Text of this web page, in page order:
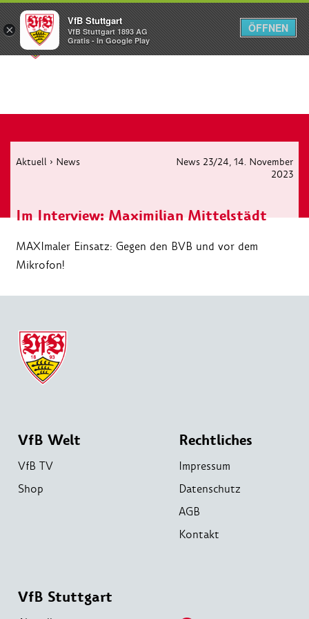
Menü
Aktuell › News News 23/24, 14. November
2023
Im Interview: Maximilian Mittelstädt
MAXImaler Einsatz: Gegen den BVB und vor dem
Mikrofon!
VfB Welt
VfB TV
Shop
Rechtliches
Impressum
Datenschutz
AGB
Kontakt
VfB Stuttgart
×
VfB Stuttgart
VfB Stuttgart 1893 AG
Gratis - In Google Play
ÖFFNEN